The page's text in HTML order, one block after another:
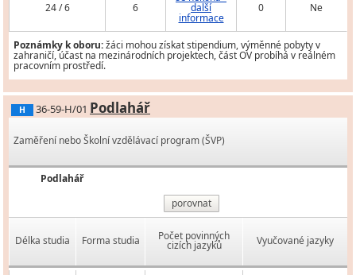
24 / 6 6 další
informace
0 Ne
Poznámky k oboru:žáci mohou získat stipendium, výměnné pobyty v
zahraničí, účast na mezinárodních projektech, část OV probíhá v reálném
pracovním prostředí.
H 36-59-H/01 Podlahář
Zaměření nebo Školní vzdělávací program (ŠVP)
Podlahář
porovnat
Délka studia Forma studia Počet povinných
cizích jazyků Vyučované jazyky